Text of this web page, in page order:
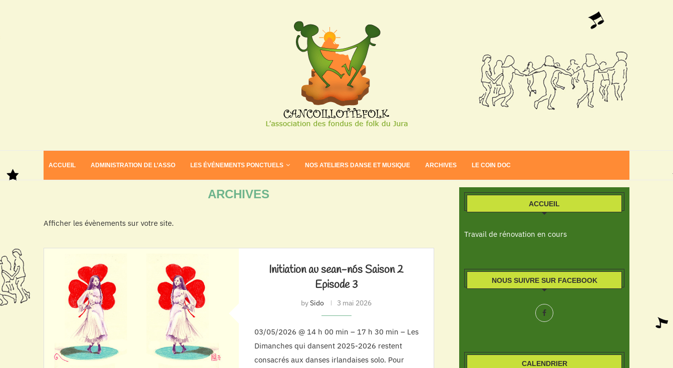
ACCUEIL ADMINISTRATION DE L’ASSO LES ÉVÉNEMENTS PONCTUELS NOS ATELIERS DANSE ET MUSIQUE ARCHIVES LE COIN DOC
ARCHIVES
Afficher les évènements sur votre site.
Initiation au sean-nós Saison 2
Episode 3
bySido 3 mai 2026
03/05/2026 @ 14 h 00 min – 17 h 30 min – Les
Dimanches qui dansent 2025-2026 restent
consacrés aux danses irlandaises solo. Pour
ACCUEIL
Travail de rénovation en cours
NOUS SUIVRE SUR FACEBOOK
CALENDRIER